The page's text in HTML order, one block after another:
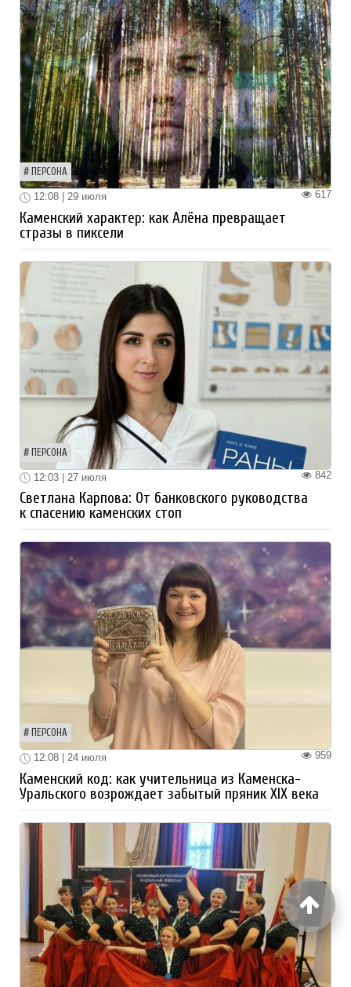
ПЕРСОНА
617
12:08 | 29 июля
Каменский характер: как Алёна превращает
стразы в пиксели
ПЕРСОНА
842
12:03 | 27 июля
Светлана Карпова: От банковского руководства
к спасению каменских стоп
ПЕРСОНА
959
12:08 | 24 июля
Каменский код: как учительница из Каменска-
Уральского возрождает забытый пряник XIX века